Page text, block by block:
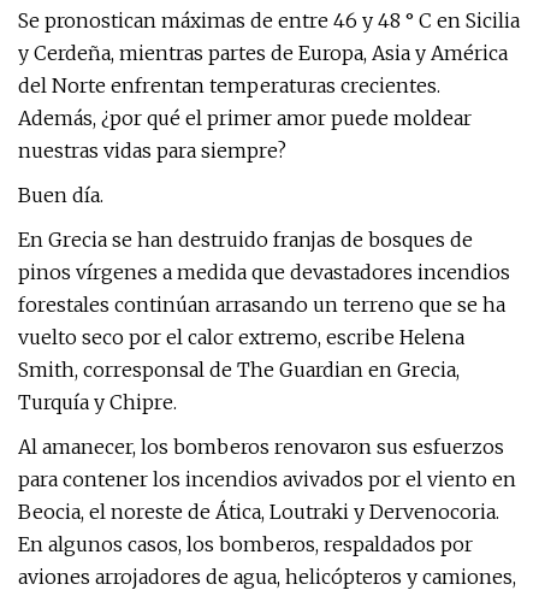
Se pronostican máximas de entre 46 y 48 ° C en Sicilia
y Cerdeña, mientras partes de Europa, Asia y América
del Norte enfrentan temperaturas crecientes.
Además, ¿por qué el primer amor puede moldear
nuestras vidas para siempre?
Buen día.
En Grecia se han destruido franjas de bosques de
pinos vírgenes a medida que devastadores incendios
forestales continúan arrasando un terreno que se ha
vuelto seco por el calor extremo, escribe Helena
Smith, corresponsal de The Guardian en Grecia,
Turquía y Chipre.
Al amanecer, los bomberos renovaron sus esfuerzos
para contener los incendios avivados por el viento en
Beocia, el noreste de Ática, Loutraki y Dervenocoria.
En algunos casos, los bomberos, respaldados por
aviones arrojadores de agua, helicópteros y camiones,